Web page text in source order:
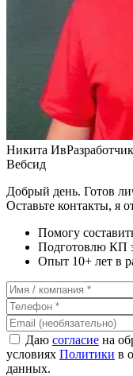
Никита Ив
Вебсид
Добрый день. Готов
Оставьте контакты, я
Помогу
Подготовлю КП
Опыт 10+ лет в
Даю согласие на
условиях Политики в
данных.